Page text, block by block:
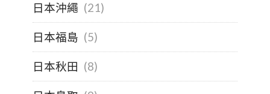
日本沖繩 (21)
日本福島 (5)
日本秋田 (8)